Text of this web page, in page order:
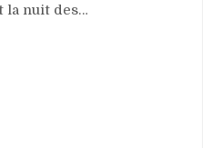
la nuit des…